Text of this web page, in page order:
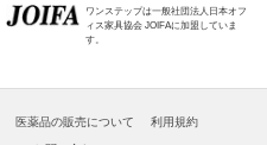
ワンステップは一般社団法人日本オフ
ィス家具協会 JOIFAに加盟していま
す。
医薬品の販売について 利用規約